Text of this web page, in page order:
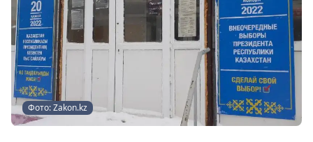
Фото: Zakon.kz